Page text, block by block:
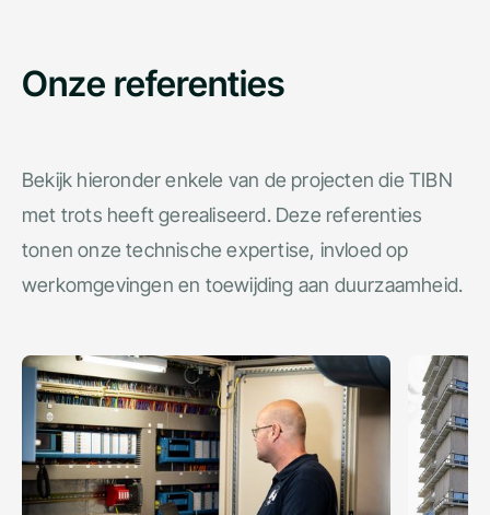
Onze referenties
Bekijk hieronder enkele van de projecten die TIBN
met trots heeft gerealiseerd. Deze referenties
tonen onze technische expertise, invloed op
werkomgevingen en toewijding aan duurzaamheid.